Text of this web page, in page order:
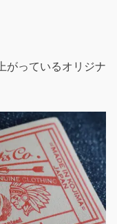
がっているオリジナ